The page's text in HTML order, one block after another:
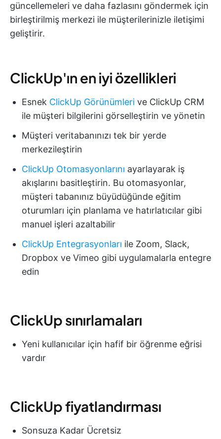
güncellemeleri ve daha fazlasını göndermek için
birleştirilmiş merkezi ile müşterilerinizle iletişimi
geliştirir.
ClickUp'ın en iyi özellikleri
Esnek ClickUp Görünümleri ve ClickUp CRM
ile müşteri bilgilerini görselleştirin ve yönetin
Müşteri veritabanınızı tek bir yerde
merkezileştirin
ClickUp Otomasyonlarını ayarlayarak iş
akışlarını basitleştirin. Bu otomasyonlar,
müşteri tabanınız büyüdüğünde eğitim
oturumları için planlama ve hatırlatıcılar gibi
manuel işleri azaltabilir
ClickUp Entegrasyonları ile Zoom, Slack,
Dropbox ve Vimeo gibi uygulamalarla entegre
edin
ClickUp sınırlamaları
Yeni kullanıcılar için hafif bir öğrenme eğrisi
vardır
ClickUp fiyatlandırması
Sonsuza Kadar Ücretsiz